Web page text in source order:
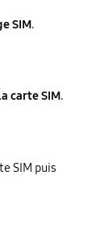
SIM.
carte SIM.
SIM puis